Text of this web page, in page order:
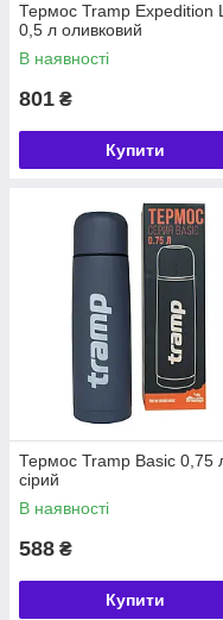
Термос Tramp Expedition
0,5 л оливковий
В наявності
801 ₴
Купити
Термос Tramp Basic 0,75
сірий
В наявності
588 ₴
Купити